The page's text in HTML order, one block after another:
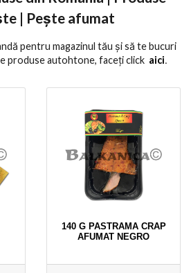
| Pește afumat
pentru magazinul tău și să te bucuri
produse autohtone, faceți click aici․
140 G PASTRAMA CRAP
AFUMAT NEGRO